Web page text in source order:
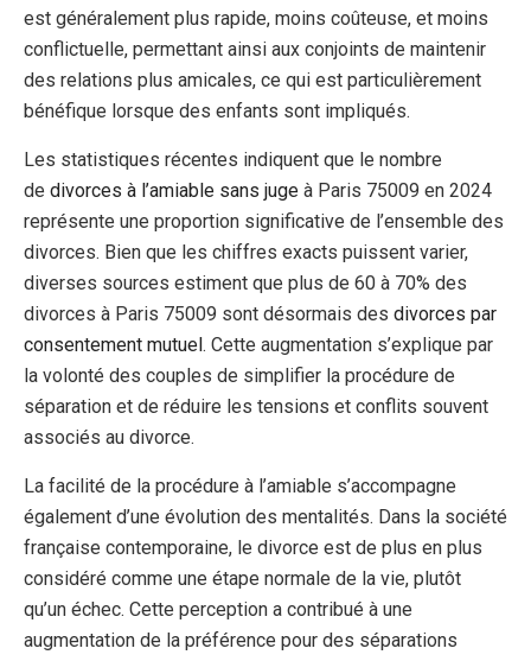
est généralement plus rapide, moins coûteuse, et moins
conflictuelle, permettant ainsi aux conjoints de maintenir
des relations plus amicales, ce qui est particulièrement
bénéfique lorsque des enfants sont impliqués.
Les statistiques récentes indiquent que le nombre
de divorces à l’amiable sans juge à Paris 75009 en 2024
représente une proportion significative de l’ensemble des
divorces. Bien que les chiffres exacts puissent varier,
diverses sources estiment que plus de 60 à 70% des
divorces à Paris 75009 sont désormais des divorces par
consentement mutuel. Cette augmentation s’explique par
la volonté des couples de simplifier la procédure de
séparation et de réduire les tensions et conflits souvent
associés au divorce.
La facilité de la procédure à l’amiable s’accompagne
également d’une évolution des mentalités. Dans la société
française contemporaine, le divorce est de plus en plus
considéré comme une étape normale de la vie, plutôt
qu’un échec. Cette perception a contribué à une
augmentation de la préférence pour des séparations